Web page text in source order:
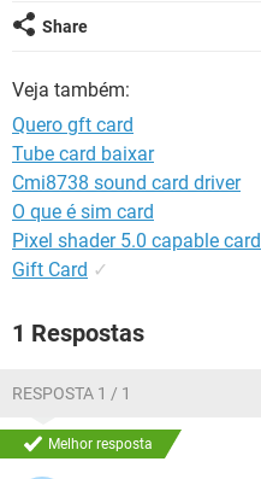
INSTAGRAM
INSTAGRAM
GUIA DE COMPRAS
Share
Veja também:
Quero gft card
Tube card baixar
Cmi8738 sound card driver
O que é sim card
Pixel shader 5.0 capable card
Gift Card ✓
1 Respostas
RESPOSTA 1 / 1
Melhor resposta